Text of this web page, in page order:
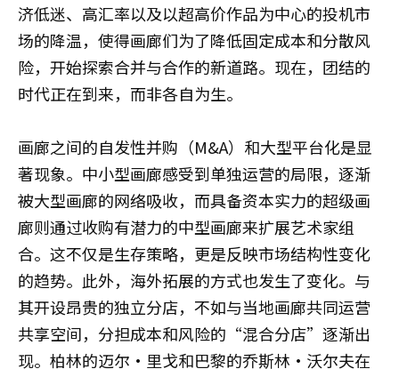
济低迷、高汇率以及以超高价作品为中心的投机市
场的降温，使得画廊们为了降低固定成本和分散风
险，开始探索合并与合作的新道路。现在，团结的
时代正在到来，而非各自为生。
画廊之间的自发性并购（M&A）和大型平台化是显
著现象。中小型画廊感受到单独运营的局限，逐渐
被大型画廊的网络吸收，而具备资本实力的超级画
廊则通过收购有潜力的中型画廊来扩展艺术家组
合。这不仅是生存策略，更是反映市场结构性变化
的趋势。此外，海外拓展的方式也发生了变化。与
其开设昂贵的独立分店，不如与当地画廊共同运营
共享空间，分担成本和风险的“混合分店”逐渐出
现。柏林的迈尔·里戈和巴黎的乔斯林·沃尔夫在